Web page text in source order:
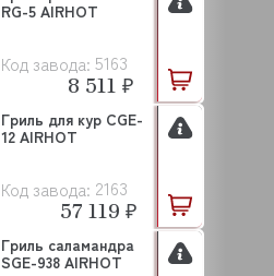
Код завода: 5163
RG-5 AIRHOT
8 511 ₽
Код завода: 2163
Гриль для кур CGE-
12 AIRHOT
57 119 ₽
Гриль саламандра
SGE-938 AIRHOT